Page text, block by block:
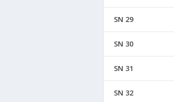
SN 29
SN 30
SN 31
SN 32